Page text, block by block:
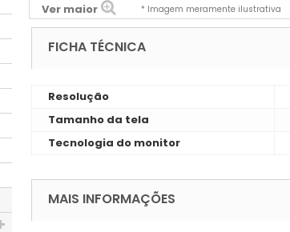
Ver maior * Imagem meramente ilustrativa
FICHA TÉCNICA
Resolução
Tamanho da tela
Tecnologia do monitor
MAIS INFORMAÇÕES